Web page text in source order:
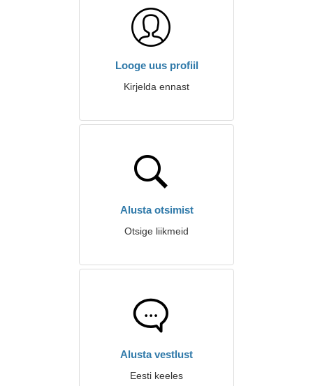
Looge uus profiil
Kirjelda ennast
Alusta otsimist
Otsige liikmeid
Alusta vestlust
Eesti keeles